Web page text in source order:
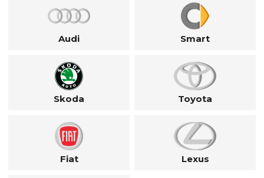
Audi Smart
Skoda Toyota
Fiat Lexus